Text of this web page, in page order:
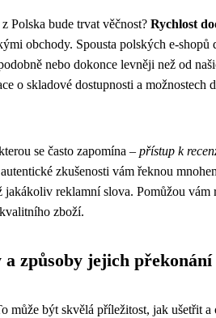
Polska bude trvat věčnost? Rychlost
obchody. Spousta polských e-
nebo dokonce levněji než od
o skladové dostupnosti a možnostech
se často zapomína – přístup k
zkušenosti vám řeknou
reklamní slova. Pomůžou vám
zboží.
způsoby jejich překonání
může být skvělá příležitost, jak ušetřit